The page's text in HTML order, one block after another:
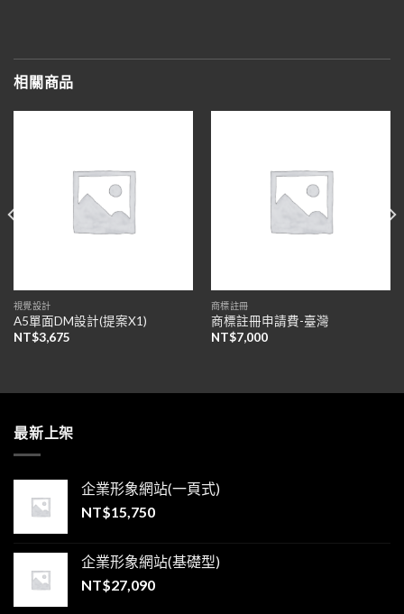
相關商品
視覺設計
A5單面DM設計(提案X1)
NT$3,675
商標註冊
商標註冊申請費-臺灣
NT$7,000
最新上架
企業形象網站(一頁式)
NT$15,750
企業形象網站(基礎型)
NT$27,090